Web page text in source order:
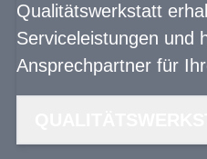
Qualitätswerkstatt
Serviceleistungen und
Ansprechpartner für